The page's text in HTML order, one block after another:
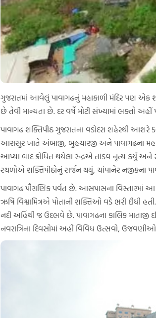
ગુજરાતમાં આવેલું પાવાગઢનું મહાકાળી મંદિર પણ એક
છે તેવી માન્યતા છે. દર વર્ષે મોટી સંખ્યામાં ભક્તો
પાવાગઢ શક્તિપીઠ ગુજરાતના વડોદરા શહેરથી આશરે
આરાસુર ખાતે અંબાજી, બુહચારજી અને પાવાગઢના
આપ્યા બાદ ક્રોધિત થયેલા રુદ્રએ તાંડવ નૃત્ય કર્યું
સ્થળોએ શક્તિપીઠોનું સર્જન થયું, ચાંપાનેર નજીકના
પાવાગઢ પૌરાણિક પર્વત છે. આસપાસના વિસ્તારમાં
ઋષિ વિશ્વામિત્રએ પોતાની શક્તિઓ વડે ભરી દીધી હતી.
નદી અહિંથી જ ઉદભવે છે. પાવાગઢના કાલિક
નવરાત્રિના દિવસોમાં અહીં વિવિધ ઉત્સવો,